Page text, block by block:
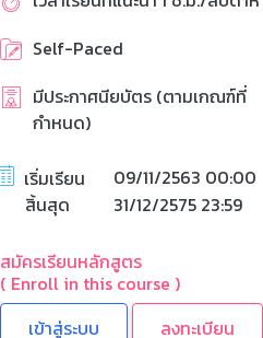
Self-Paced
มีประกาศนียบัตร (ตามเกณฑ์ที่
กำหนด)
เริ่มเรียน
09/11/2563 00:00
สิ้นสุด
31/12/2575 23:59
สมัครเรียนหลักสูตร
( Enroll in this course )
ลงทะเบียน